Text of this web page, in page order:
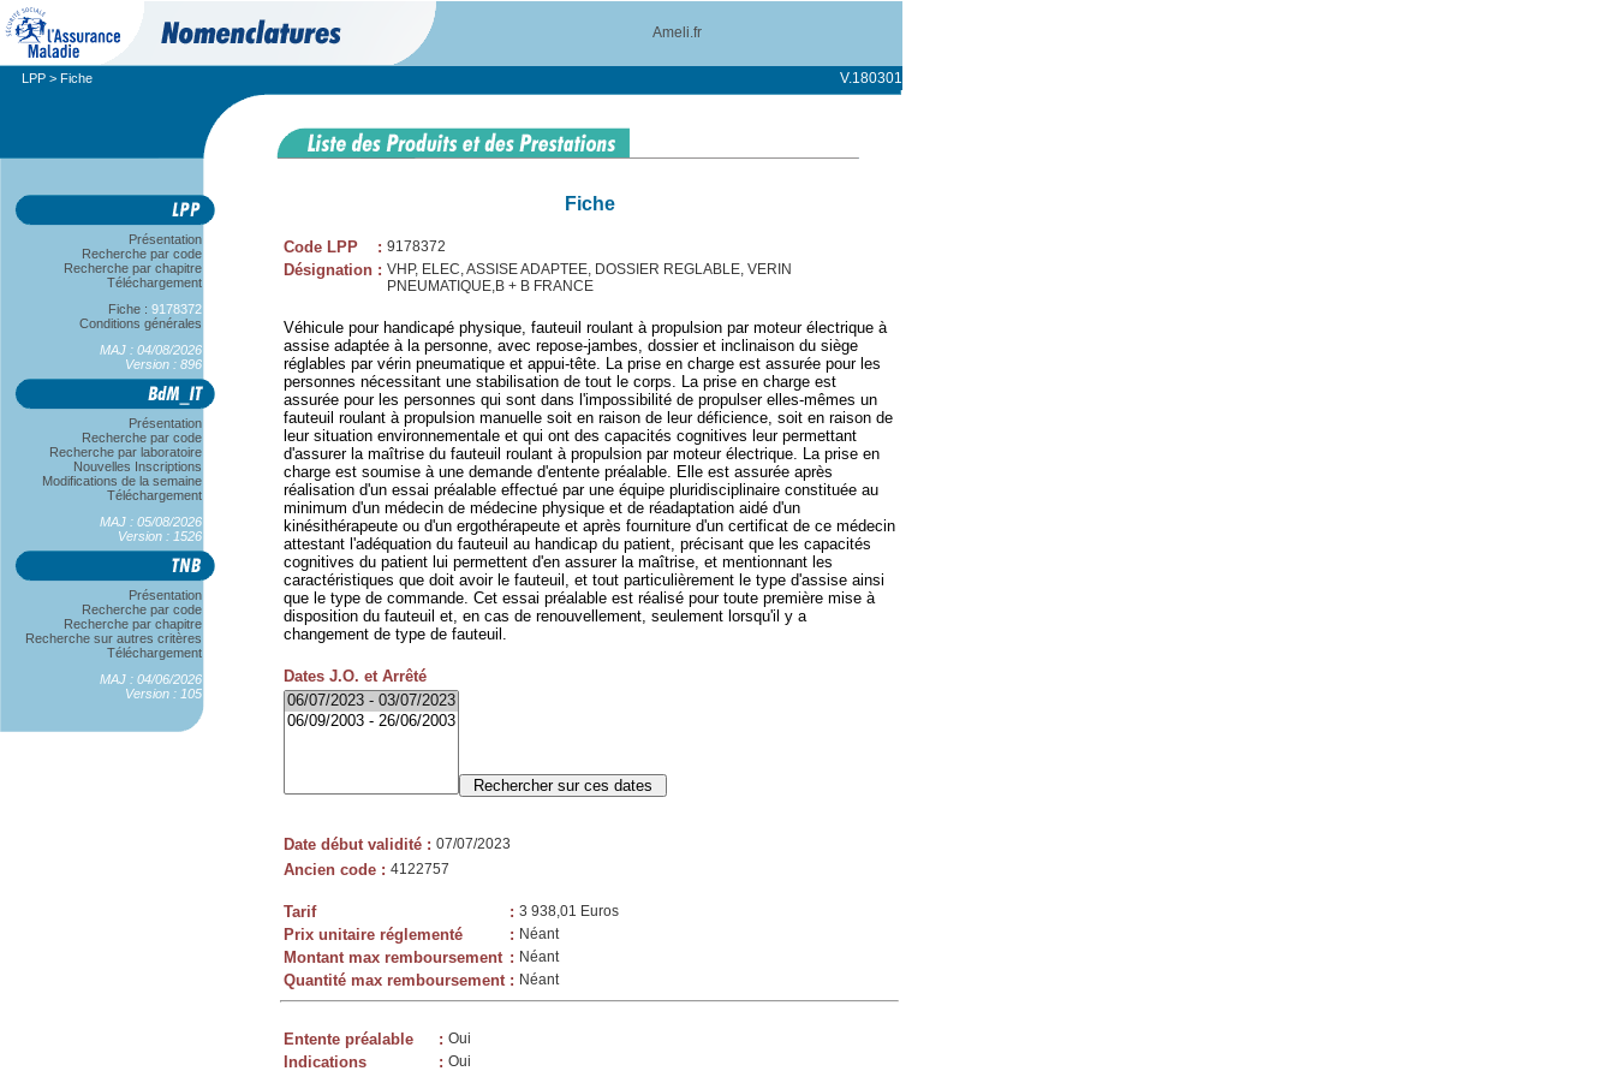
Ameli.fr
LPP > Fiche V.180301
Présentation
Recherche par code
Recherche par chapitre
Téléchargement
Fiche : 9178372
Conditions générales
MAJ : 04/08/2026
Version : 896
Présentation
Recherche par code
Recherche par laboratoire
Nouvelles Inscriptions
Modifications de la semaine
Téléchargement
MAJ : 05/08/2026
Version : 1526
Présentation
Recherche par code
Recherche par chapitre
Recherche sur autres critères
Téléchargement
MAJ : 04/06/2026
Version : 105
Fiche
Code LPP : 9178372
Désignation : VHP, ELEC, ASSISE ADAPTEE, DOSSIER REGLABLE, VERIN
PNEUMATIQUE,B + B FRANCE
Véhicule pour handicapé physique, fauteuil roulant à propulsion par moteur électrique à
assise adaptée à la personne, avec repose-jambes, dossier et inclinaison du siège
réglables par vérin pneumatique et appui-tête. La prise en charge est assurée pour les
personnes nécessitant une stabilisation de tout le corps. La prise en charge est
assurée pour les personnes qui sont dans l'impossibilité de propulser elles-mêmes un
fauteuil roulant à propulsion manuelle soit en raison de leur déficience, soit en raison de
leur situation environnementale et qui ont des capacités cognitives leur permettant
d'assurer la maîtrise du fauteuil roulant à propulsion par moteur électrique. La prise en
charge est soumise à une demande d'entente préalable. Elle est assurée après
réalisation d'un essai préalable effectué par une équipe pluridisciplinaire constituée au
minimum d'un médecin de médecine physique et de réadaptation aidé d'un
kinésithérapeute ou d'un ergothérapeute et après fourniture d'un certificat de ce médecin
attestant l'adéquation du fauteuil au handicap du patient, précisant que les capacités
cognitives du patient lui permettent d'en assurer la maîtrise, et mentionnant les
caractéristiques que doit avoir le fauteuil, et tout particulièrement le type d'assise ainsi
que le type de commande. Cet essai préalable est réalisé pour toute première mise à
disposition du fauteuil et, en cas de renouvellement, seulement lorsqu'il y a
changement de type de fauteuil.
Dates J.O. et Arrêté
Date début validité : 07/07/2023
Ancien code : 4122757
Tarif : 3 938,01 Euros
Prix unitaire réglementé : Néant
Montant max remboursement : Néant
Quantité max remboursement : Néant
Entente préalable : Oui
Indications : Oui